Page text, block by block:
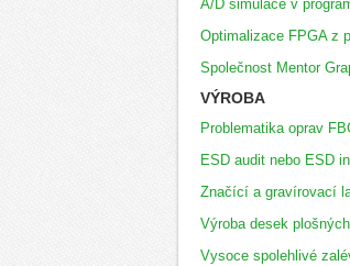
A/D simulace v
Optimalizace FPGA z
Společnost Mentor
VÝROBA
Problematika oprav
ESD audit nebo ESD
Značící a gravírovací
Výroba desek
Vysoce spolehlivé